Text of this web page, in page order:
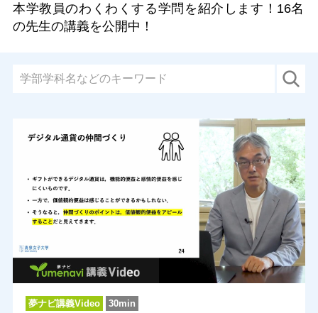
本学教員のわくわくする学問を紹介します！ 16名
の先生の講義を公開中！
夢ナビ講義Video 30min